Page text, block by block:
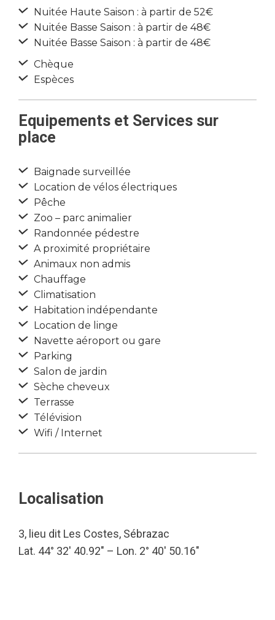
Nuitée Haute Saison : à partir de 52€
Nuitée Basse Saison : à partir de 48€
Nuitée Basse Saison : à partir de 48€
Chèque
Espèces
Equipements et Services sur
place
Baignade surveillée
Location de vélos électriques
Pêche
Zoo – parc animalier
Randonnée pédestre
A proximité propriétaire
Animaux non admis
Chauffage
Climatisation
Habitation indépendante
Location de linge
Navette aéroport ou gare
Parking
Salon de jardin
Sèche cheveux
Terrasse
Télévision
Wifi / Internet
Localisation
3, lieu dit Les Costes, Sébrazac
Lat. 44° 32′ 40.92″ – Lon. 2° 40′ 50.16″